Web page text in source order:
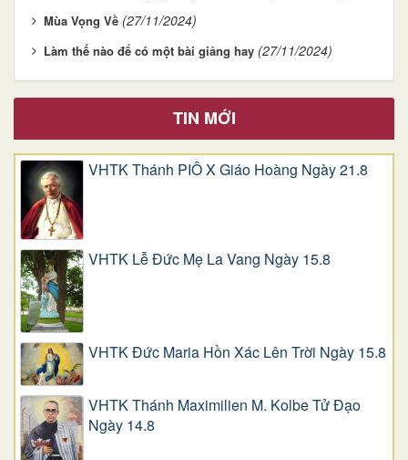
Mùa Vọng Về (27/11/2024)
Làm thế nào để có một bài giảng hay (27/11/2024)
TIN MỚI
VHTK Thánh PIÔ X Giáo Hoàng Ngày 21.8
VHTK Lễ Đức Mẹ La Vang Ngày 15.8
VHTK Đức Maria Hồn Xác Lên Trời Ngày 15.8
VHTK Thánh Maximilien M. Kolbe Tử Đạo
Ngày 14.8